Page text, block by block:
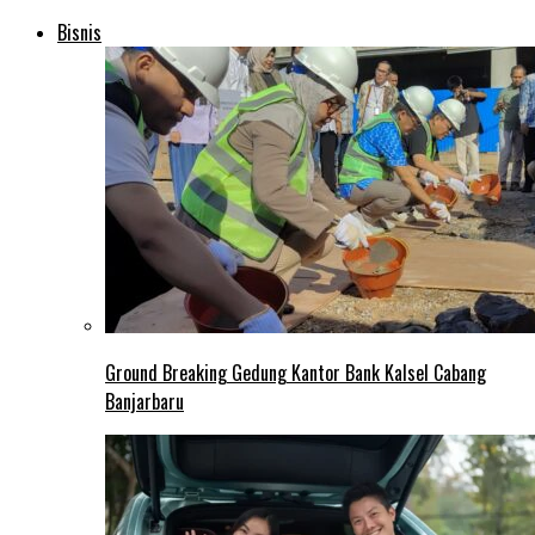
Bisnis
Ground Breaking Gedung Kantor Bank Kalsel Cabang
Banjarbaru